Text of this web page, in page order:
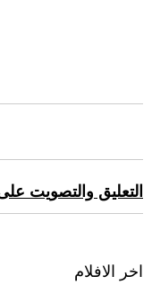
التعليق والتصويت
اخر الافلام